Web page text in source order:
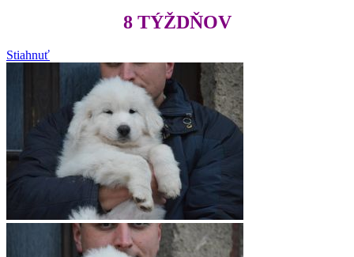
8 TÝŽDŇOV
Stiahnuť